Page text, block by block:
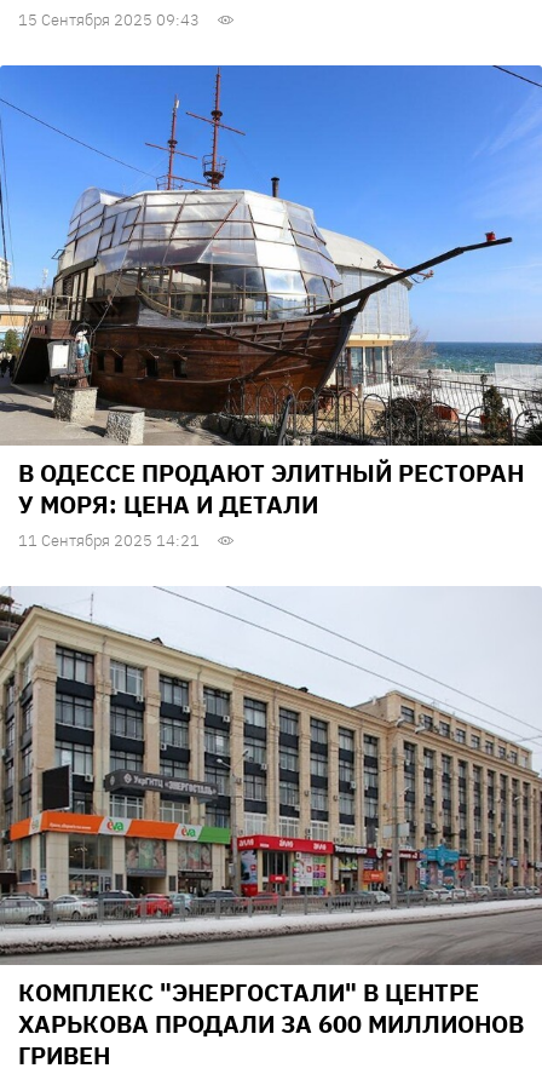
15 Сентября 2025 09:43
В ОДЕССЕ ПРОДАЮТ ЭЛИТНЫЙ РЕСТОРАН
У МОРЯ: ЦЕНА И ДЕТАЛИ
11 Сентября 2025 14:21
КОМПЛЕКС "ЭНЕРГОСТАЛИ" В ЦЕНТРЕ
ХАРЬКОВА ПРОДАЛИ ЗА 600 МИЛЛИОНОВ
ГРИВЕН